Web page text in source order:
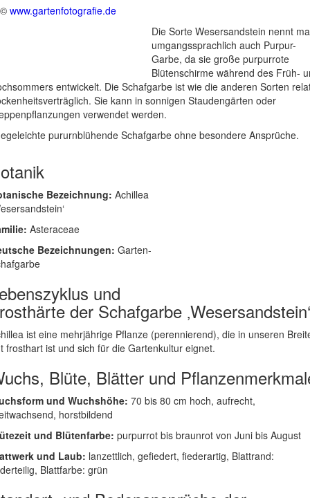
© www.gartenfotografie.de
Die Sorte Wesersandstein nennt
umgangssprachlich auch Purpur-
Garbe, da sie große purpurrote
Blütenschirme während des Früh-
entwickelt. Die Schafgarbe ist wie die anderen Sorten
Sie kann in sonnigen Staudengärten oder
verwendet werden.
pururnblühende Schafgarbe ohne besondere Ansprüche.
Bezeichnung: Achillea
Asteraceae
Bezeichnungen: Garten-
und
der Schafgarbe ‚Wesersandstein‘
ist eine mehrjährige Pflanze (perennierend), die in unseren
frosthart ist und sich für die Gartenkultur eignet.
Blüte, Blätter und
und Wuchshöhe: 70 bis 80 cm hoch, aufrecht,
horstbildend
und Blütenfarbe: purpurrot bis braunrot von Juni bis August
und Laub: lanzettlich, gefiedert, fiederartig, Blattrand:
Blattfarbe: grün